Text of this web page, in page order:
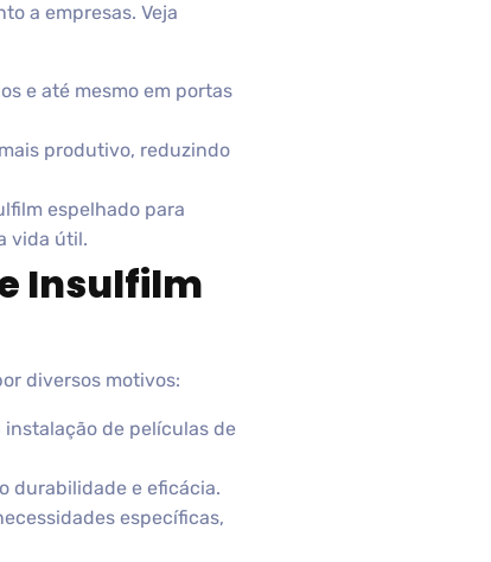
a empresas. Veja
e até mesmo em portas
produtivo, reduzindo
espelhado para
vida útil.
Insulfilm
diversos motivos:
de películas de
durabilidade e eficácia.
específicas,